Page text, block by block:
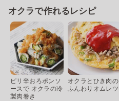
オクラで作れるレシピ
ピリ辛おろポンソ
ースで オクラの冷
製肉巻き
オクラとひき肉の
ふんわりオムレツ